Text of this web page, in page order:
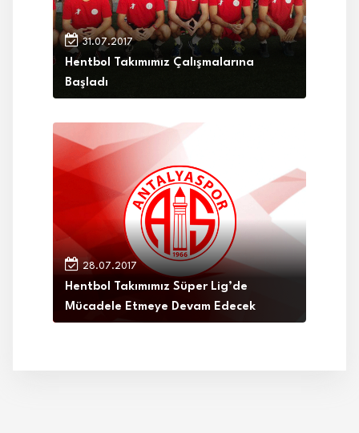
31.07.2017
Hentbol Takımımız Çalışmalarına
Başladı
28.07.2017
Hentbol Takımımız Süper Lig’de
Mücadele Etmeye Devam Edecek